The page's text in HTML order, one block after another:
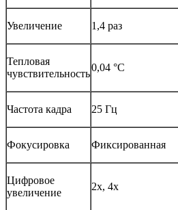
Увеличение 1,4 раз
Тепловая
чувствительность
0,04 °С
Частота кадра 25 Гц
Фокусировка Фиксированная
Цифровое
увеличение
2х, 4х